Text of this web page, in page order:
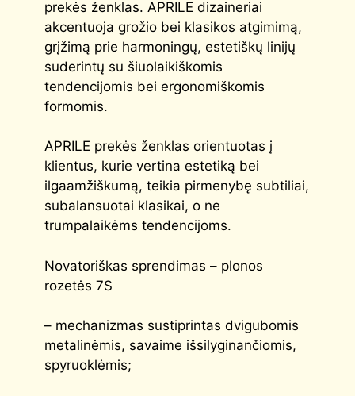
prekės ženklas. APRILE dizaineriai
akcentuoja grožio bei klasikos atgimimą,
grįžimą prie harmoningų, estetiškų linijų
suderintų su šiuolaikiškomis
tendencijomis bei ergonomiškomis
formomis.
APRILE prekės ženklas orientuotas į
klientus, kurie vertina estetiką bei
ilgaamžiškumą, teikia pirmenybę subtiliai,
subalansuotai klasikai, o ne
trumpalaikėms tendencijoms.
Novatoriškas sprendimas – plonos
rozetės 7S
– mechanizmas sustiprintas dvigubomis
metalinėmis, savaime išsilyginančiomis,
spyruoklėmis;